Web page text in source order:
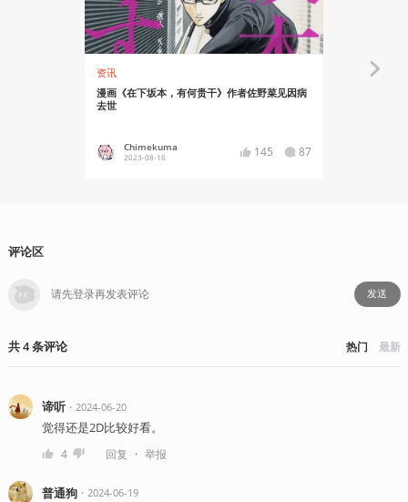
资讯
漫画《在下坂本，有何贵干》作者佐野菜见因病
去世
Chimekuma
2023-08-16 145 87
评论区
发送
共4条评论 热门 最新
谛听・ 2024-06-20
觉得还是2D比较好看。
4 回复 ・ 举报
普通狗・ 2024-06-19